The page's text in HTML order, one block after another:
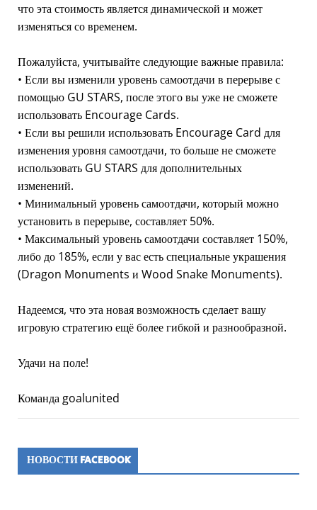
что эта стоимость является динамической и может
изменяться со временем.
Пожалуйста, учитывайте следующие важные правила:
• Если вы изменили уровень самоотдачи в перерыве с
помощью GU STARS, после этого вы уже не сможете
использовать Encourage Cards.
• Если вы решили использовать Encourage Card для
изменения уровня самоотдачи, то больше не сможете
использовать GU STARS для дополнительных
изменений.
• Минимальный уровень самоотдачи, который можно
установить в перерыве, составляет 50%.
• Максимальный уровень самоотдачи составляет 150%,
либо до 185%, если у вас есть специальные украшения
(Dragon Monuments и Wood Snake Monuments).
Надеемся, что эта новая возможность сделает вашу
игровую стратегию ещё более гибкой и разнообразной.
Удачи на поле!
Команда goalunited
НОВОСТИ FACEBOOK